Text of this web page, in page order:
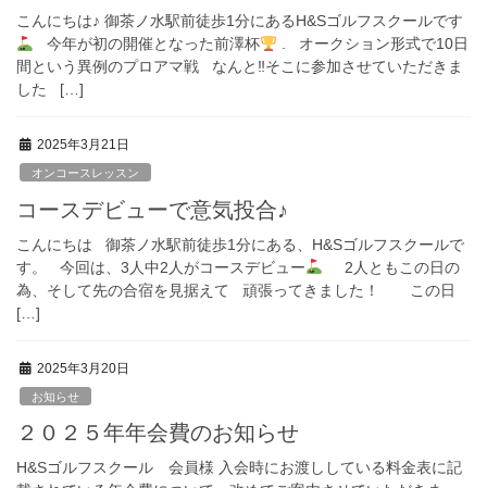
こんにちは♪ 御茶ノ水駅前徒歩1分にあるH&Sゴルフスクールです
今年が初の開催となった前澤杯
. オークション形式で10日
間という異例のプロアマ戦 なんと‼︎そこに参加させていただきま
した […]
2025年3月21日
オンコースレッスン
コースデビューで意気投合♪
こんにちは 御茶ノ水駅前徒歩1分にある、H&Sゴルフスクールで
す。 今回は、3人中2人がコースデビュー
2人ともこの日の
為、そして先の合宿を見据えて 頑張ってきました！ この日
[…]
2025年3月20日
お知らせ
２０２５年年会費のお知らせ
H&Sゴルフスクール 会員様 入会時にお渡ししている料金表に記